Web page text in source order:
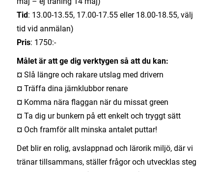
Tid: 13.00-13.55, 17.00-17.55 eller 18.00-18.55, välj
tid vid anmälan)
Pris: 1750:-
Målet är att ge dig verktygen så att du kan:
¤ Slå längre och rakare utslag med drivern
¤ Träffa dina järnklubbor renare
¤ Komma nära flaggan när du missat green
¤ Ta dig ur bunkern på ett enkelt och tryggt sätt
¤ Och framför allt minska antalet puttar!
Det blir en rolig, avslappnad och lärorik miljö, där vi
tränar tillsammans, ställer frågor och utvecklas steg